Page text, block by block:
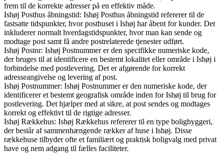
frem til de korrekte adresser på en effektiv måde.
Ishøj Posthus åbningstid: Ishøj Posthus åbningstid refererer til de
fastsatte tidspunkter, hvor posthuset i Ishøj har åbent for kunder. Det
inkluderer normalt hverdagstidspunkter, hvor man kan sende og
modtage post samt få andre postrelaterede tjenester udført.
Ishøj Postnr: Ishøj Postnummer er den specifikke numeriske kode,
der bruges til at identificere en bestemt lokalitet eller område i Ishøj i
forbindelse med postlevering. Det er afgørende for korrekt
adresseangivelse og levering af post.
Ishøj Postnummer: Ishøj Postnummer er den numeriske kode, der
identificerer et bestemt geografisk område inden for Ishøj til brug for
postlevering. Det hjælper med at sikre, at post sendes og modtages
korrekt og effektivt til de rigtige adresser.
Ishøj Rækkehus: Ishøj Rækkehus refererer til en type boligbyggeri,
der består af sammenhængende rækker af huse i Ishøj. Disse
rækkehuse tilbyder ofte et familiært og praktisk boligvalg med privat
have og nem adgang til fælles faciliteter.